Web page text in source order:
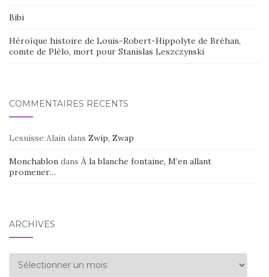
Bibi
Héroïque histoire de Louis-Robert-Hippolyte de Bréhan,
comte de Plélo, mort pour Stanislas Leszczynski
COMMENTAIRES RÉCENTS
Lesuisse Alain dans Zwip, Zwap
Monchablon dans À la blanche fontaine, M’en allant
promener…
ARCHIVES
Archives